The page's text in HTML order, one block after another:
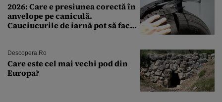
2026: Care e presiunea corectă în
anvelope pe caniculă.
Cauciucurile de iarnă pot să facă
Descopera.ro
Care este cel mai vechi pod din
Europa?